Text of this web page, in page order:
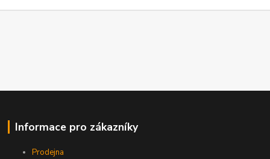
Informace pro zákazníky
Prodejna